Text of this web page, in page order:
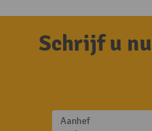
Schrijf u
Aanhef